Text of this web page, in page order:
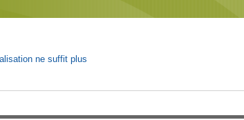
ne suffit plus